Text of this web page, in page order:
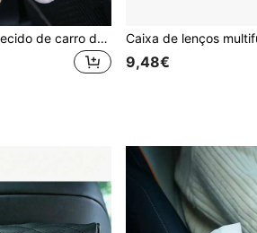
1 peça caixa de tecido de carro de design de macaco
9,48€